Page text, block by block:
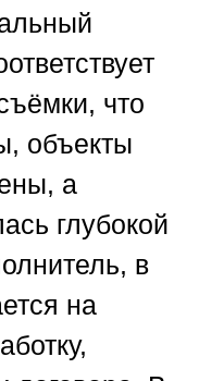
что
объекты
а
глубокой
в
на